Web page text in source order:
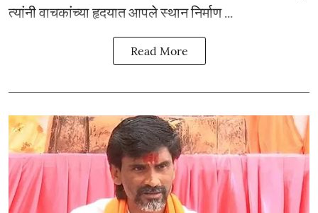
त्यांनी वाचकांच्या हृदयात आपले स्थान निर्माण ...
Read More